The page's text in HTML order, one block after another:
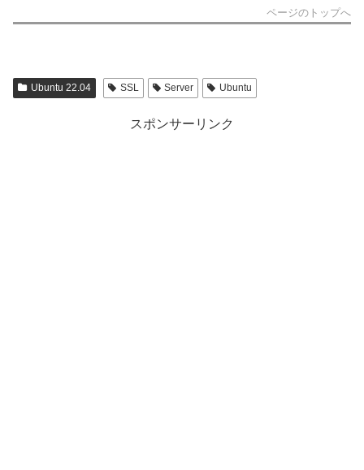
ページのトップへ
Ubuntu 22.04 SSL Server Ubuntu
スポンサーリンク